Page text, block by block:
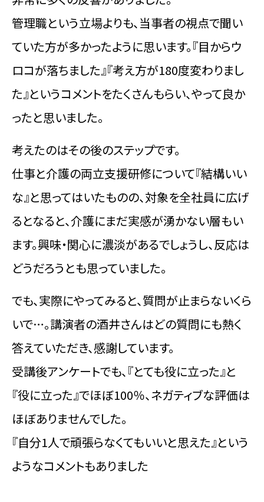
管理職という立場よりも、当事者の視点で聞い
ていた方が多かったように思います。『目からウ
ロコが落ちました』『考え方が180度変わりまし
た』というコメントをたくさんもらい、やって良か
ったと思いました。
考えたのはその後のステップです。
仕事と介護の両立支援研修について『結構いい
な』と思ってはいたものの、対象を全社員に広げ
るとなると、介護にまだ実感が湧かない層もい
ます。興味・関心に濃淡があるでしょうし、反応は
どうだろうとも思っていました。
でも、実際にやってみると、質問が止まらないくら
いで…。講演者の酒井さんはどの質問にも熱く
答えていただき、感謝しています。
受講後アンケートでも、『とても役に立った』と
『役に立った』でほぼ100％、ネガティブな評価は
ほぼありませんでした。
『自分1人で頑張らなくてもいいと思えた』という
ようなコメントもありました